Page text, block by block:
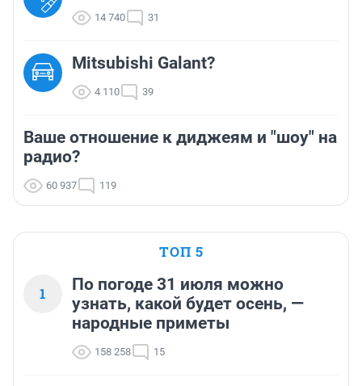
14 740 31
Mitsubishi Galant?
4 110 39
Ваше отношение к диджеям и "шоу" на
радио?
60 937 119
ТОП 5
1
По погоде 31 июля можно
узнать, какой будет осень, —
народные приметы
158 258 15